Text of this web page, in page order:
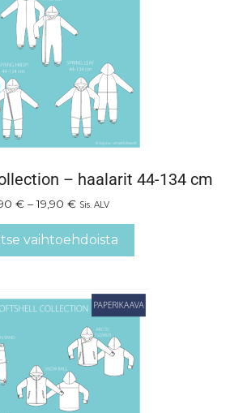
– haalarit 44-134 cm
€ – 19,90 € Sis. ALV
vaihtoehdoista